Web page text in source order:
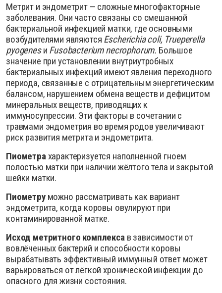
Метрит и эндометрит — сложные многофакторные
заболевания. Они часто связаны со смешанной
бактериальной инфекцией матки, где основными
возбудителями являются Escherichia coli, Trueperella
pyogenesи Fusobacterium necrophorum. Большое
значение при установлении внутриутробных
бактериальных инфекций имеют явления переходного
периода, связанные с отрицательным энергетическим
балансом, нарушением обмена веществ и дефицитом
минеральных веществ, приводящих к
иммуносупрессии. Эти факторы в сочетании с
травмами эндометрия во время родов увеличивают
риск развития метрита и эндометрита.
Пиометра характеризуется наполненной гноем
полостью матки при наличии жёлтого тела и закрытой
шейки матки.
Пиометру можно рассматривать как вариант
эндометрита, когда коровы овулируют при
контаминированной матке.
Исход метритного комплекса в зависимости от
вовлёченных бактерий и способности коровы
вырабатывать эффективный иммунный ответ может
варьироваться от лёгкой хронической инфекции до
опасного для жизни состояния.